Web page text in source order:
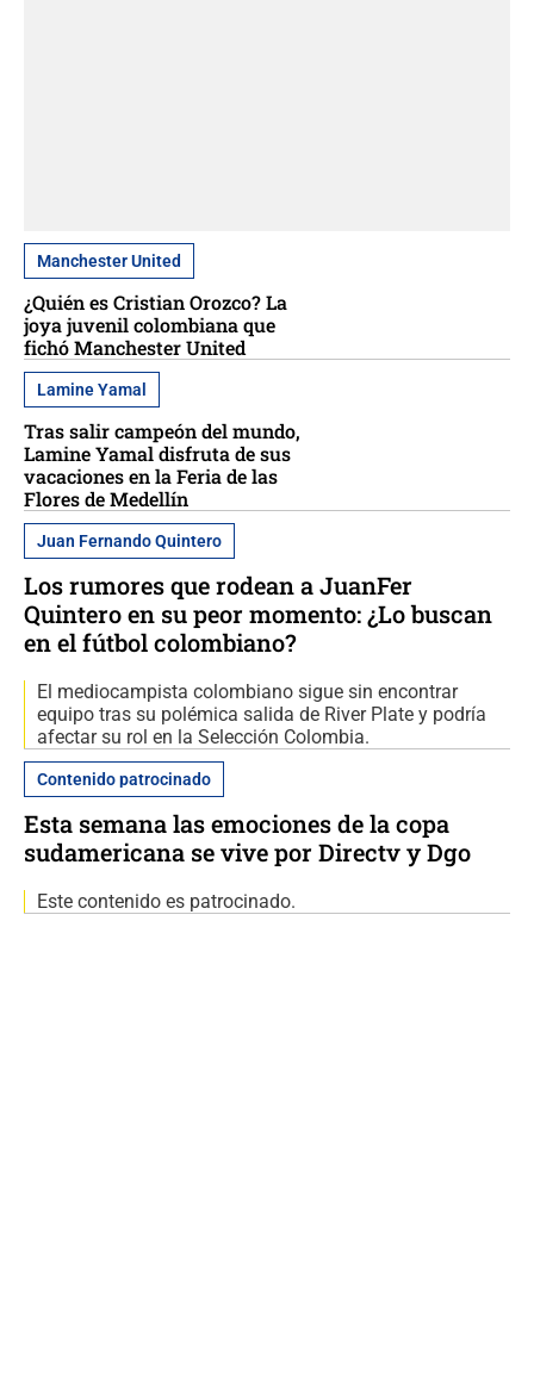
Manchester United
¿Quién es Cristian Orozco? La
joya juvenil colombiana que
fichó Manchester United
Lamine Yamal
Tras salir campeón del mundo,
Lamine Yamal disfruta de sus
vacaciones en la Feria de las
Flores de Medellín
Juan Fernando Quintero
Los rumores que rodean a JuanFer
Quintero en su peor momento: ¿Lo buscan
en el fútbol colombiano?
El mediocampista colombiano sigue sin encontrar
equipo tras su polémica salida de River Plate y podría
afectar su rol en la Selección Colombia.
Contenido patrocinado
Esta semana las emociones de la copa
sudamericana se vive por Directv y Dgo
Este contenido es patrocinado.